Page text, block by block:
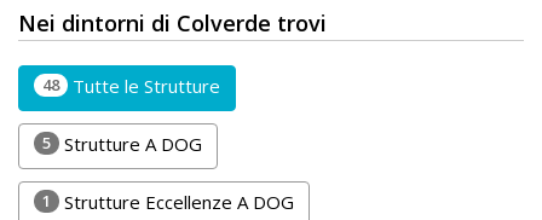
Video
Tutorial
Lavora
con
Noi
Nei dintorni di Colverde trovi
48 Tutte le Strutture
5 Strutture A DOG
1 Strutture Eccellenze A DOG